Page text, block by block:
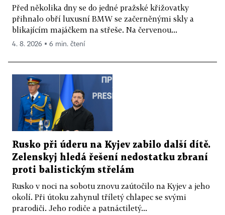
Před několika dny se do jedné pražské křižovatky
přihnalo obří luxusní BMW se začerněnými skly a
blikajícím majáčkem na střeše. Na červenou...
4. 8. 2026 ▪ 6 min. čtení
Rusko při úderu na Kyjev zabilo další dítě.
Zelenskyj hledá řešení nedostatku zbraní
proti balistickým střelám
Rusko v noci na sobotu znovu zaútočilo na Kyjev a jeho
okolí. Při útoku zahynul tříletý chlapec se svými
prarodiči. Jeho rodiče a patnáctiletý...